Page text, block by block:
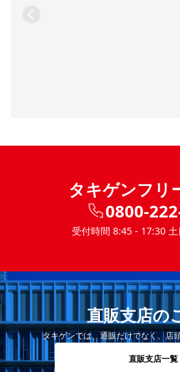
タキゲンフリ
0800-
受付時間 8:45 - 17:30 土
直販支店の
タキゲンでは、通販だけでなく、店
直販支店一覧